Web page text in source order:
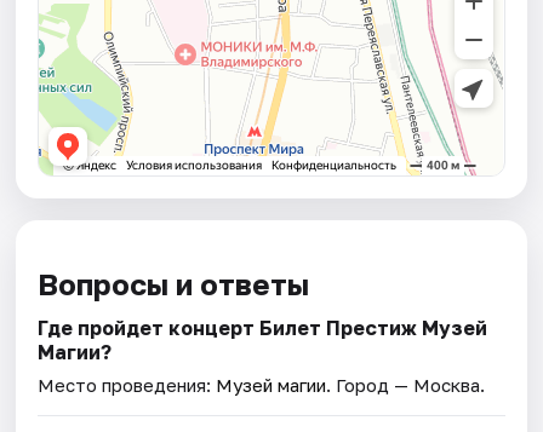
Вопросы и ответы
Где пройдет концерт Билет Престиж Музей
Магии?
Место проведения: Музей магии. Город — Москва.